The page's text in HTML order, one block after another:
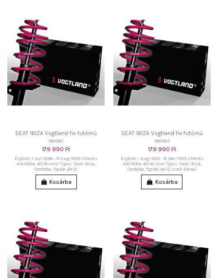
SEAT IBIZA Vogtland fix futómű
960062
179 990 Ft
Évjárat: 1 Jan 1996 - 31 Aug 1999 Ültetés
mértéke: 40/40 mm Típus: Seat Ibiza,
Cordoba, Typ 6K, 6K/C
Kosárba
SEAT IBIZA Vogtland fix futómű
960063
179 990 Ft
Évjárat: 1 Aug 1993 - 31 Dec 1995 Ültetés
mértéke: 40/40 mm Típus: Seat Ibiza,
Cordoba, Typ 6K, 6K/C, csak Diesel
Kosárba